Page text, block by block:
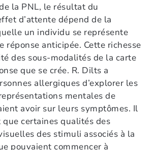
la PNL, le résultat du
d’attente dépend de la
un individu se représente
réponse anticipée. Cette richesse
des sous-modalités de la carte
que se crée. R. Dilts a
allergiques d’explorer les
mentales de
avoir sur leurs symptômes. Il
que certaines qualités des
des stimuli associés à la
pouvaient commencer à